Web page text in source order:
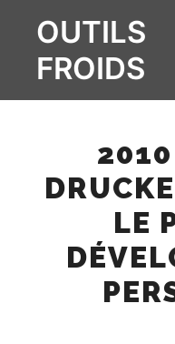
OUTILS
FROIDS
LE